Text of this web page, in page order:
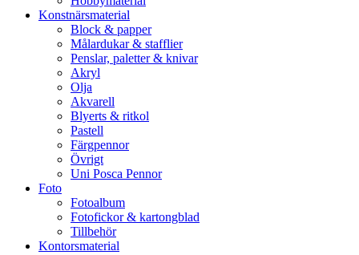
Konstnärsmaterial
Block & papper
Målardukar & stafflier
Penslar, paletter & knivar
Akryl
Olja
Akvarell
Blyerts & ritkol
Pastell
Färgpennor
Övrigt
Uni Posca Pennor
Foto
Fotoalbum
Fotofickor & kartongblad
Tillbehör
Kontorsmaterial